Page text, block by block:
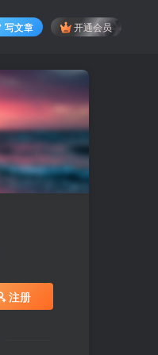
写文章 开通会员
注册